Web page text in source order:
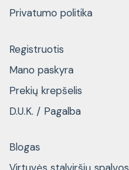
Privatumo politika
Registruotis
Mano paskyra
Prekių krepšelis
D.U.K. / Pagalba
Blogas